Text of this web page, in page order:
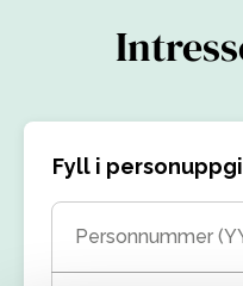
Fyll i
Personnummer